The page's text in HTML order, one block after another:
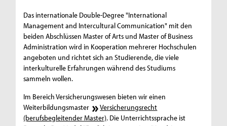
W
i
r
t
s
c
h
Das internationale Double-Degree "International
Management and Intercultural Communication" mit den
beiden Abschlüssen Master of Arts und Master of Business
Administration wird in Kooperation mehrerer Hochschulen
angeboten und richtet sich an Studierende, die viele
interkulturelle Erfahrungen während des Studiums
sammeln wollen.
Im Bereich Versicherungswesen bieten wir einen
Weiterbildungsmaster
Versicherungsrecht
(berufsbegleitender Master). Die Unterrichtssprache ist